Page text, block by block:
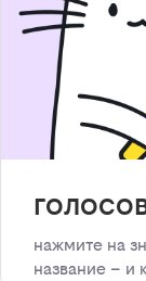
нажмите на
название – и